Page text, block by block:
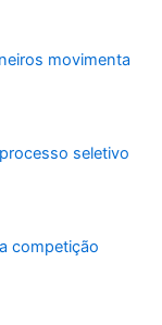
movimenta
seletivo
competição